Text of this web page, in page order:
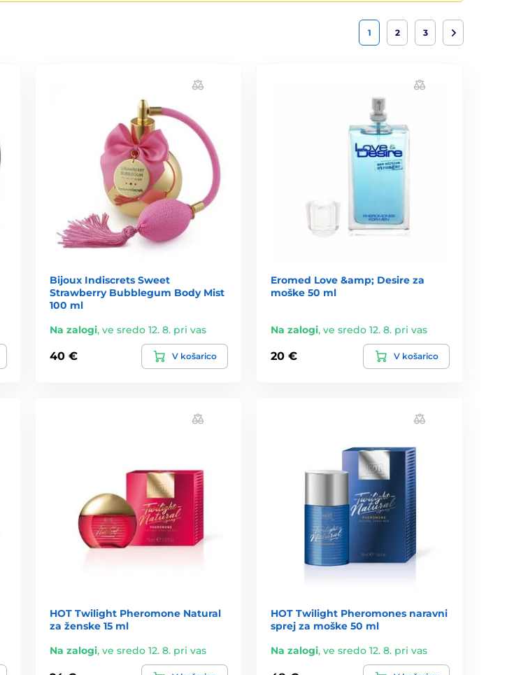
1 2 3
Bijoux Indiscrets Sweet
Strawberry Bubblegum Body Mist
100 ml
Na zalogi, ve sredo 12. 8. pri vas
40 € V košarico
Eromed Love &amp; Desire za
moške 50 ml
Na zalogi,ve sredo 12. 8. pri vas
20 € V košarico
HOT Twilight Pheromone Natural
za ženske 15 ml
Na zalogi, ve sredo 12. 8. pri vas
HOT Twilight Pheromones naravni
sprej za moške 50 ml
Na zalogi,ve sredo 12. 8. pri vas